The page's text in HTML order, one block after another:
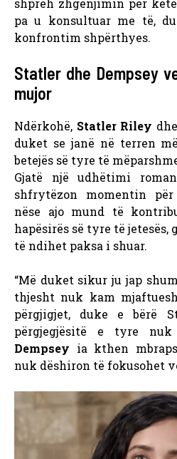
shpreh zhgënjimin për
pa u konsultuar me të,
konfrontim shpërthyes.
Statler dhe Dempsey
mujor
Ndërkohë, Statler Riley dhe
duket se janë në terren
betejës së tyre të
Gjatë një udhëtimi
shfrytëzon momentin
nëse ajo mund të
hapësirës së tyre të jetesës,
të ndihet paksa i shuar.
“Më duket sikur ju jap
thjesht nuk kam
përgjigjet, duke e bërë
përgjegjësitë e tyre nuk
Dempsey ia kthen
nuk dëshiron të fokusohet